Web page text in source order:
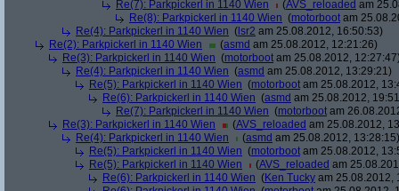
Re(7): Parkpickerl in 1140 Wien
(AVS_reloaded am
Re(8): Parkpickerl in 1140 Wien (motorboot am
Re(4): Parkpickerl in 1140 Wien ( lsr2 am 25.08.2012, 16:50:53)
Re(2): Parkpickerl in 1140 Wien
(asmd am 25.08.2012, 12:21:26)
Re(3): Parkpickerl in 1140 Wien (motorboot am 25.08.2012, 12:27:47)
Re(4): Parkpickerl in 1140 Wien (asmd am 25.08.2012, 13:29:21)
Re(5): Parkpickerl in 1140 Wien (motorboot am 25.08.2012,
Re(6): Parkpickerl in 1140 Wien (asmd am 25.08.2012,
Re(7): Parkpickerl in 1140 Wien (motorboot am
Re(3): Parkpickerl in 1140 Wien
(AVS_reloaded am 25.08.2012,
Re(4): Parkpickerl in 1140 Wien
(asmd am 25.08.2012, 13:28:15)
Re(5): Parkpickerl in 1140 Wien (motorboot am 25.08.2012,
Re(5): Parkpickerl in 1140 Wien
(AVS_reloaded am
Re(6): Parkpickerl in 1140 Wien (Ken Tucky am 25.08.2012,